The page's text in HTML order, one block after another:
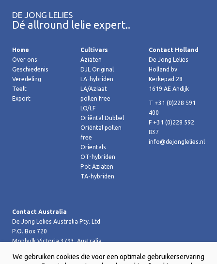
DE JONG LELIES
Dé allround lelie expert..
Home
Over ons
Geschiedenis
Veredeling
Teelt
Export
Cultivars
Aziaten
DJL Original
LA-hybriden
LA/Aziaat
pollen free
LO/LF
Oriëntal Dubbel
Oriëntal pollen
free
Orientals
OT-hybriden
Pot Aziaten
TA-hybriden
Contact Holland
De Jong Lelies
Holland bv
Kerkepad 28
1619 AE Andijk
T +31 (0)228 591
400
F +31 (0)228 592
837
info@dejonglelies.nl
Contact Australia
De Jong Lelies Australia Pty. Ltd
P.O. Box 720
Monbulk Victoria 3793, Australia
T +61 (0)359 619 188
We gebruiken cookies die voor een optimale gebruikerservaring